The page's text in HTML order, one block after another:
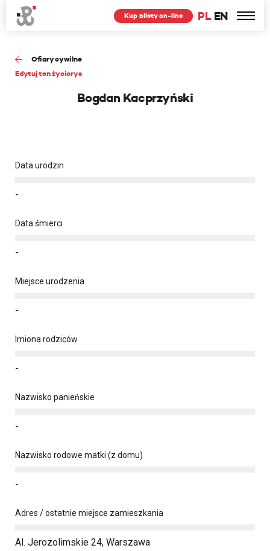
PL EN
Kup bilety on-line
Ofiary cywilne
Edytuj ten życiorys
Bogdan Kacprzyński
Data urodzin
-
Data śmierci
-
Miejsce urodzenia
-
Imiona rodziców
-
Nazwisko panieńskie
-
Nazwisko rodowe matki (z domu)
-
Adres / ostatnie miejsce zamieszkania
Al. Jerozolimskie 24, Warszawa